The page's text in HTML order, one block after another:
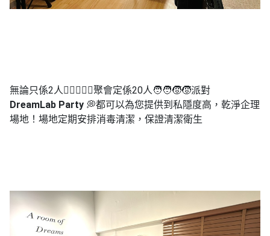
工
玩
樂
無論只係2人👩🏻‍❤️‍👨🏻聚會定係20人🧑‍🧑‍🧒‍🧒派對
DreamLab Party 💭都可以為您提供到 私隱度高，乾淨企理
場地！場地定期安排消毒清潔，保證清潔衛生